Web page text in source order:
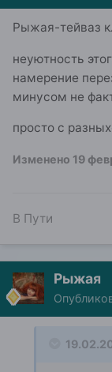
Рыжая-тейваз
неуютность
намерение
минусом не
просто с
Изменено 19
В Пути
Рыжая